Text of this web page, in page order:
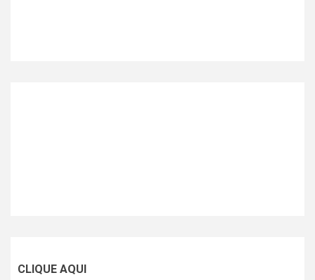
CLIQUE AQUI